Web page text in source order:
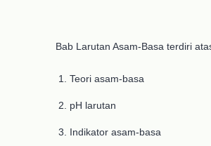
Bab Larutan Asam-Basa terdiri
Teori asam-basa
pH larutan
Indikator asam-basa